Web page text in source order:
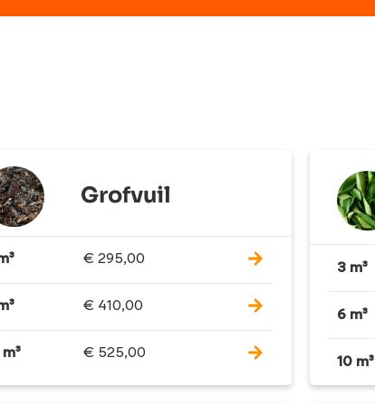
Grofvuil
€ 295,00
€ 410,00
€ 525,00
3 m³
6 m³
10 m³